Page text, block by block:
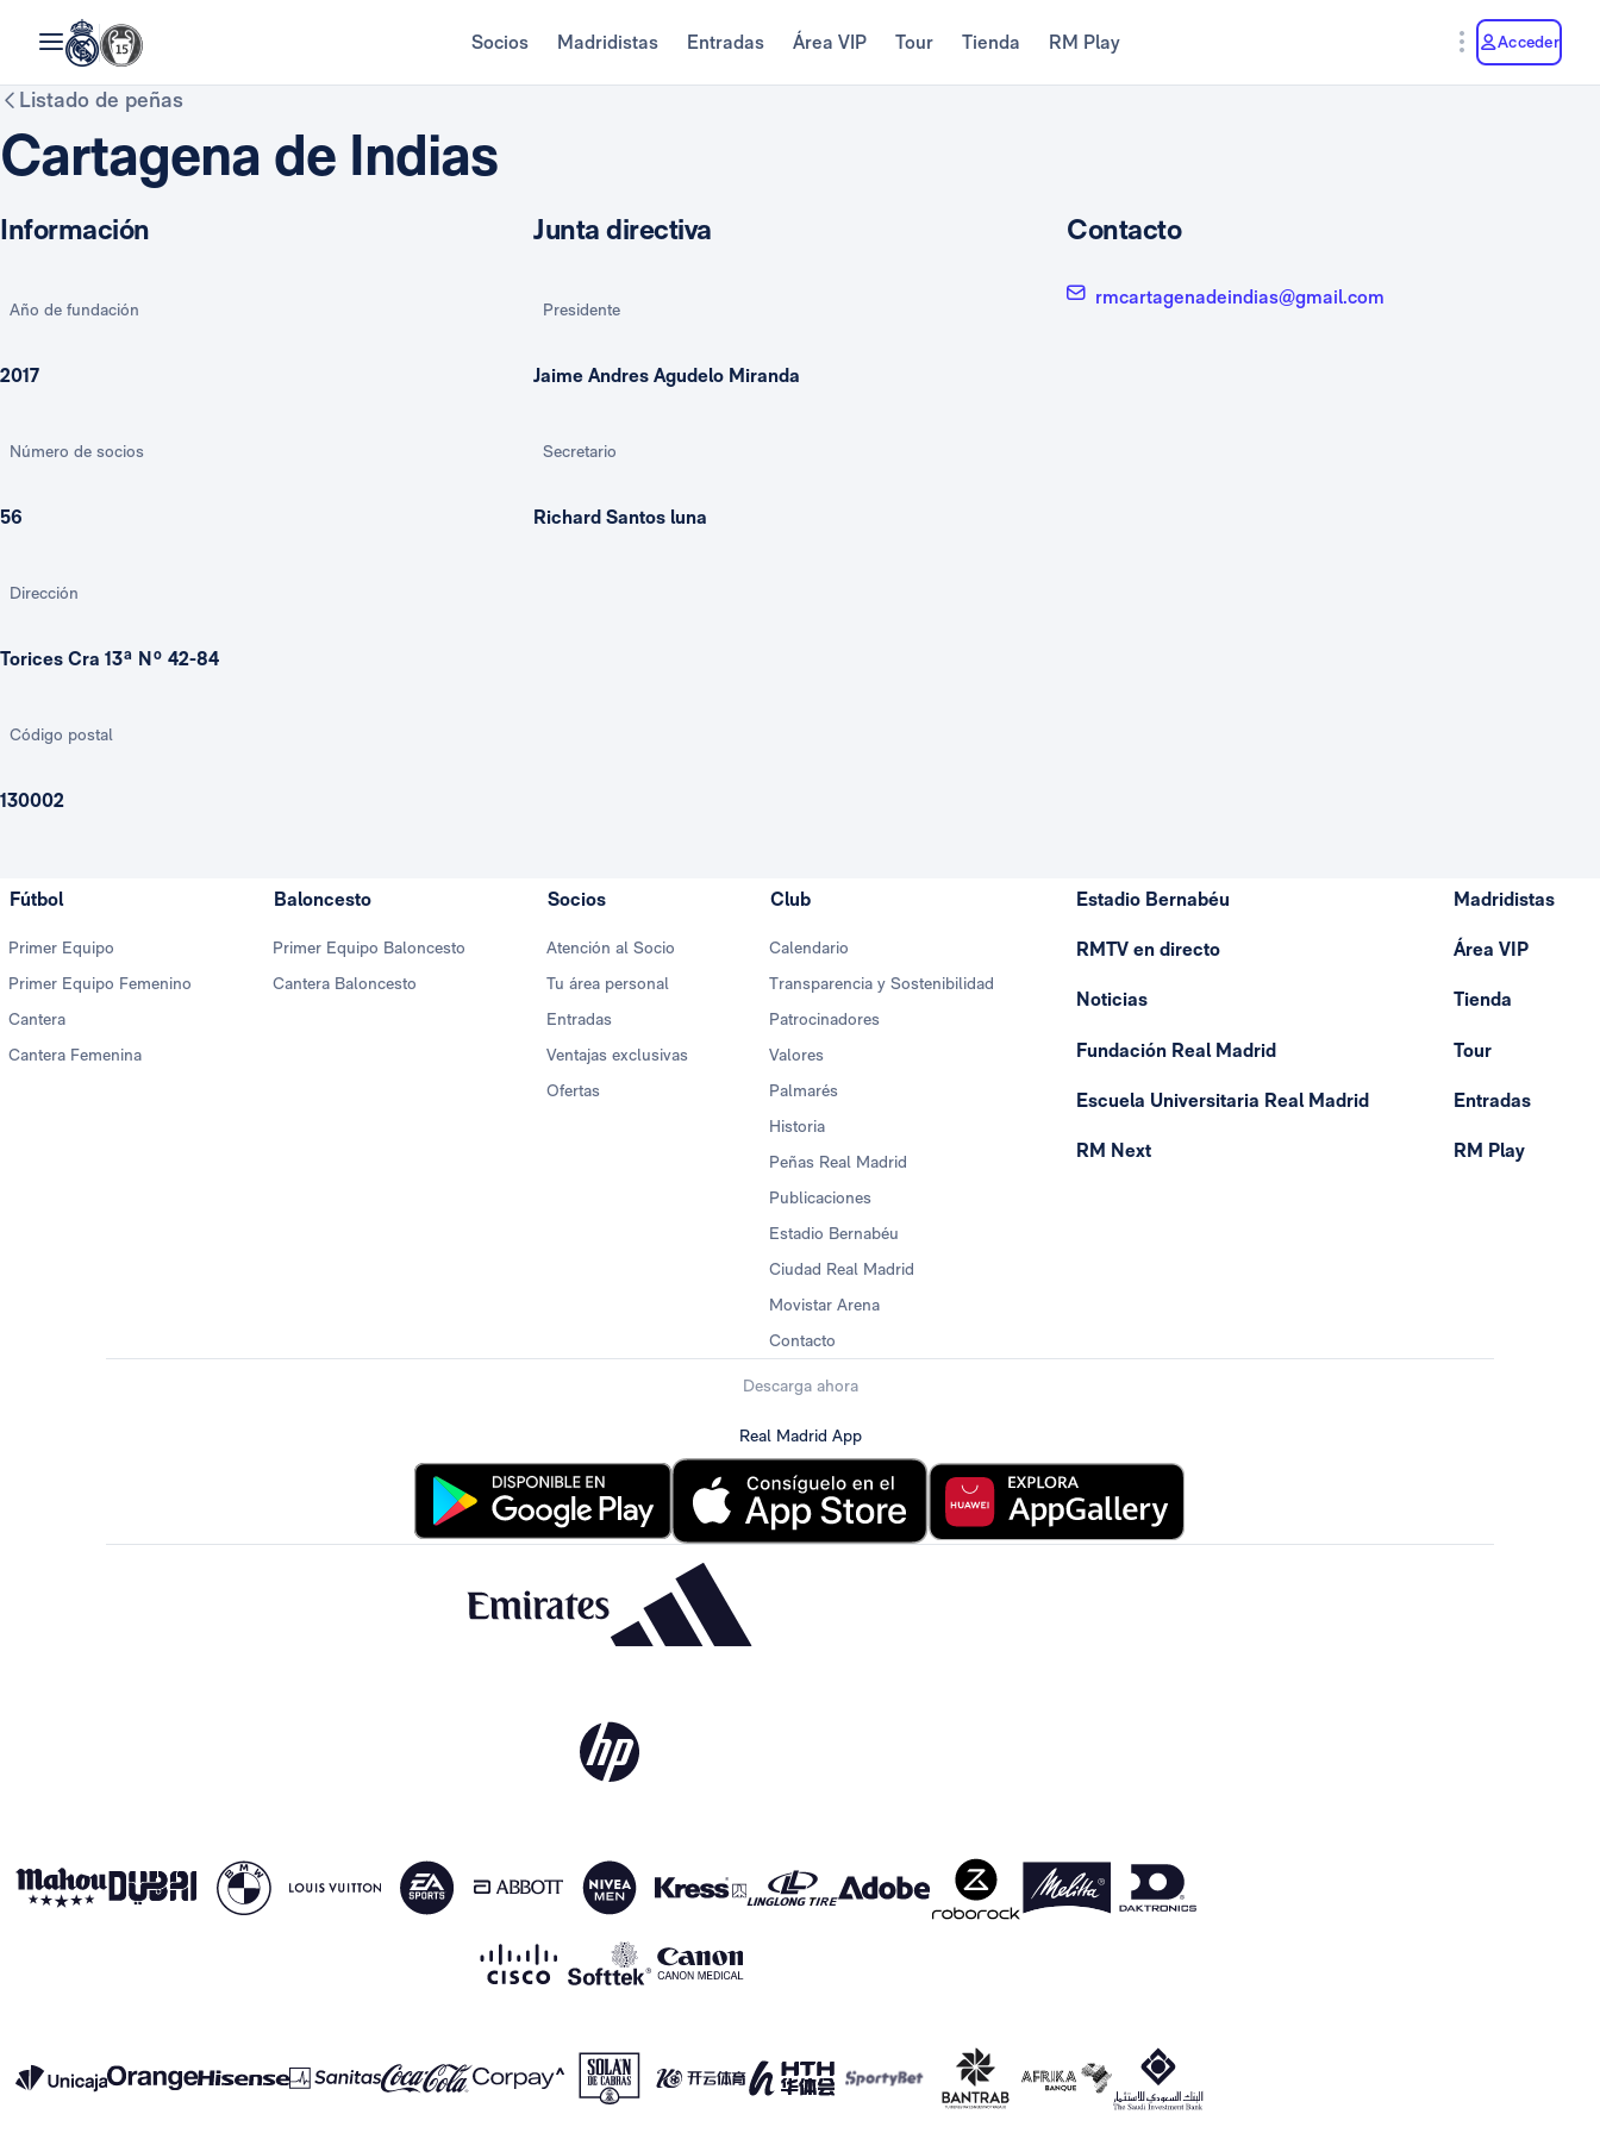
Socios Madridistas Entradas Área VIP Tour Tienda RM Play Acceder
Listado de peñas
Cartagena de Indias
Información
Año de fundación
2017
Número de socios
56
Dirección
Torices Cra 13ª Nº 42-84
Código postal
130002
Junta directiva
Presidente
Jaime Andres Agudelo Miranda
Secretario
Richard Santos luna
Contacto
rmcartagenadeindias@gmail.com
Fútbol
Primer Equipo
Primer Equipo Femenino
Cantera
Cantera Femenina
Baloncesto
Primer Equipo Baloncesto
Cantera Baloncesto
Socios
Atención al Socio
Tu área personal
Entradas
Ventajas exclusivas
Ofertas
Club
Calendario
Transparencia y Sostenibilidad
Patrocinadores
Valores
Palmarés
Historia
Peñas Real Madrid
Publicaciones
Estadio Bernabéu
Ciudad Real Madrid
Movistar Arena
Contacto
Estadio Bernabéu
RMTV en directo
Noticias
Fundación Real Madrid
Escuela Universitaria Real Madrid
RM Next
Madridistas
Área VIP
Tienda
Tour
Entradas
RM Play
Descarga ahora
Real Madrid App